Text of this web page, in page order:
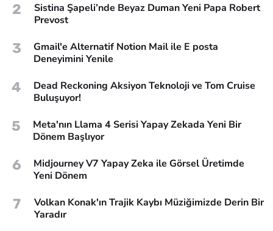
2
Sistina Şapeli’nde Beyaz Duman Yeni Papa Robert
Prevost
3
Gmail'e Alternatif Notion Mail ile E posta
Deneyimini Yenile
4
Dead Reckoning Aksiyon Teknoloji ve Tom Cruise
Buluşuyor!
5
Meta'nın Llama 4 Serisi Yapay Zekada Yeni Bir
Dönem Başlıyor
6
Midjourney V7 Yapay Zeka ile Görsel Üretimde
Yeni Dönem
7
Volkan Konak'ın Trajik Kaybı Müziğimizde Derin Bir
Yaradır